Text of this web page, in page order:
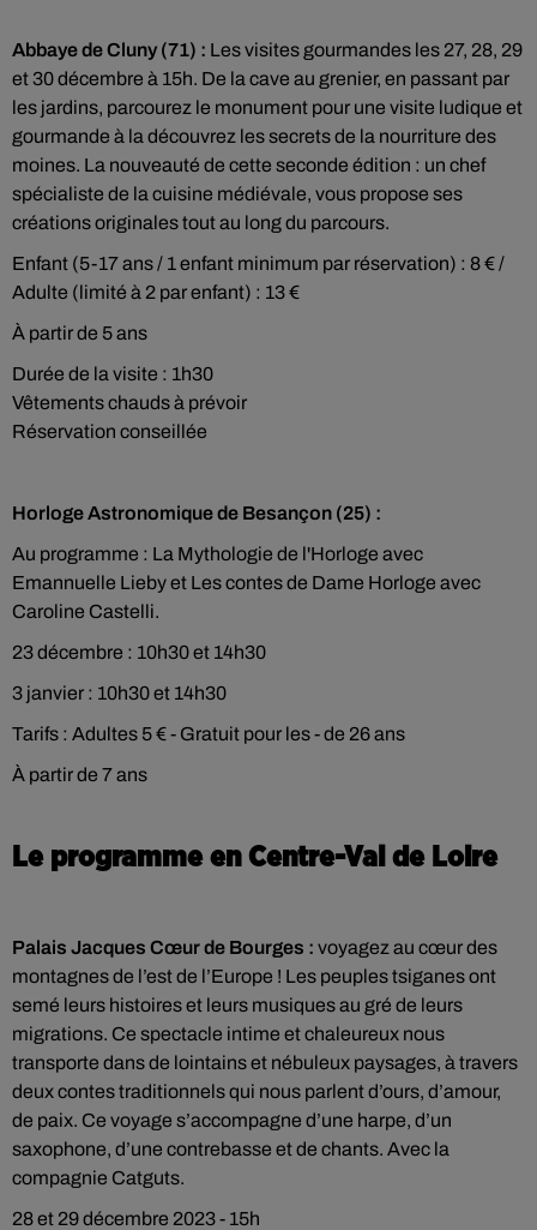
Abbaye de Cluny (71) : Les visites gourmandes les 27, 28, 29
et 30 décembre à 15h. De la cave au grenier, en passant par
les jardins, parcourez le monument pour une visite ludique et
gourmande à la découvrez les secrets de la nourriture des
moines. La nouveauté de cette seconde édition : un chef
spécialiste de la cuisine médiévale, vous propose ses
créations originales tout au long du parcours.
Enfant (5-17 ans / 1 enfant minimum par réservation) : 8 € /
Adulte (limité à 2 par enfant) : 13 €
À partir de 5 ans
Durée de la visite : 1h30
Vêtements chauds à prévoir
Réservation conseillée
Horloge Astronomique de Besançon (25) :
Au programme : La Mythologie de l'Horloge avec
Emannuelle Lieby et Les contes de Dame Horloge avec
Caroline Castelli.
23 décembre : 10h30 et 14h30
3 janvier : 10h30 et 14h30
Tarifs : Adultes 5 € - Gratuit pour les - de 26 ans
À partir de 7 ans
Le programme en Centre-Val de Loire
Palais Jacques Cœur de Bourges : voyagez au cœur des
montagnes de l’est de l’Europe ! Les peuples tsiganes ont
semé leurs histoires et leurs musiques au gré de leurs
migrations. Ce spectacle intime et chaleureux nous
transporte dans de lointains et nébuleux paysages, à travers
deux contes traditionnels qui nous parlent d’ours, d’amour,
de paix. Ce voyage s’accompagne d’une harpe, d’un
saxophone, d’une contrebasse et de chants. Avec la
compagnie Catguts.
28 et 29 décembre 2023 - 15h